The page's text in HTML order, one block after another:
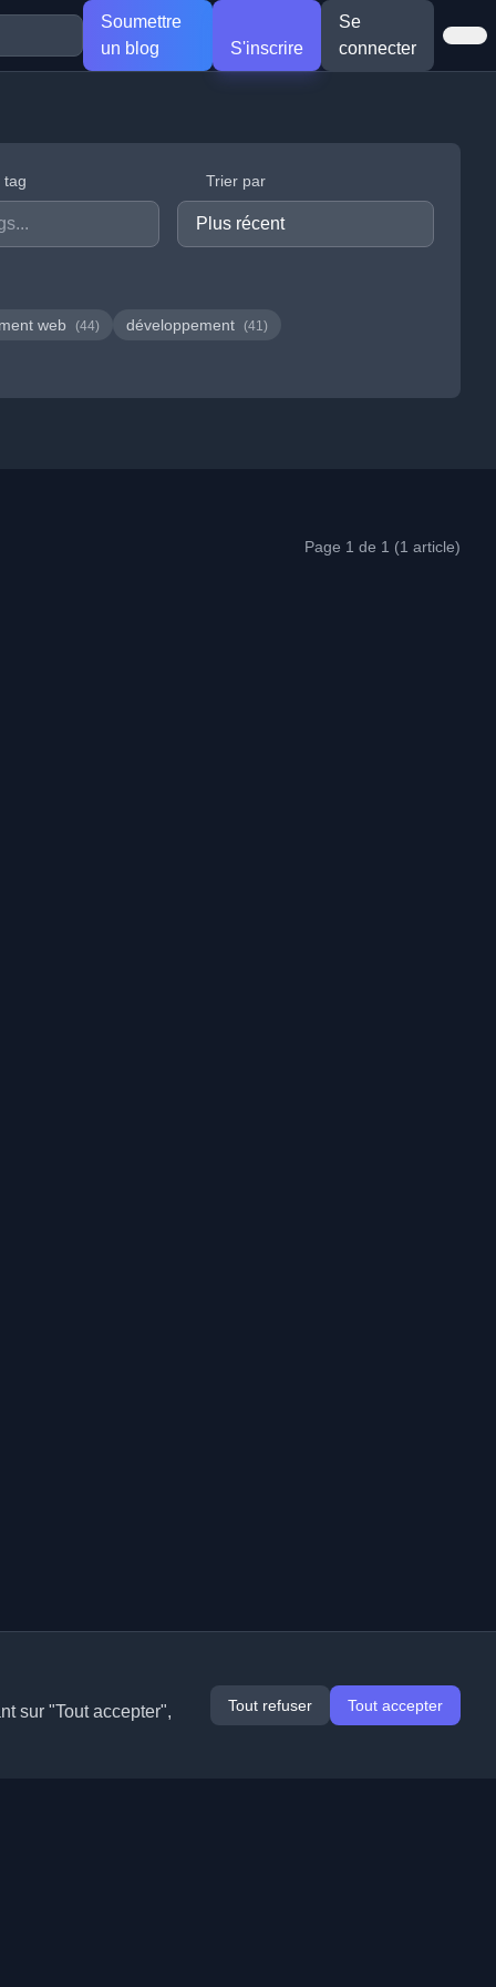
Soumettre
un blog
S'inscrire
Se
connecter
tag Trier par
web (44) développement (41)
Page 1 de 1 (1 article)
sur "Tout accepter",
Tout refuser Tout accepter